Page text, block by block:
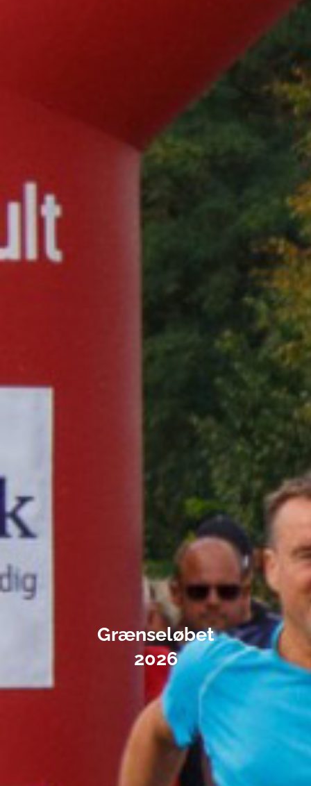
Grænseløbet
2026